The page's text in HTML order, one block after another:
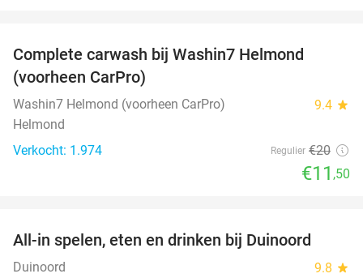
Complete carwash bij Washin7 Helmond
(voorheen CarPro)
Washin7 Helmond (voorheen CarPro) 9.4 star
Helmond
Verkocht: 1.974
Regulier €20
€11 ,50
All-in spelen, eten en drinken bij Duinoord
Duinoord 9.8 star